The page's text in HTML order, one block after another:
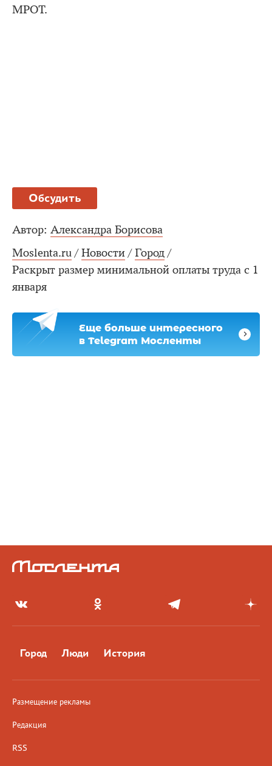
МРОТ.
Обсудить
Автор: Александра Борисова
Moslenta.ru / Новости / Город /
Раскрыт размер минимальной оплаты труда с 1
января
Еще больше интересного
в Telegram Мосленты
Город Люди История
Размещение рекламы
Редакция
RSS